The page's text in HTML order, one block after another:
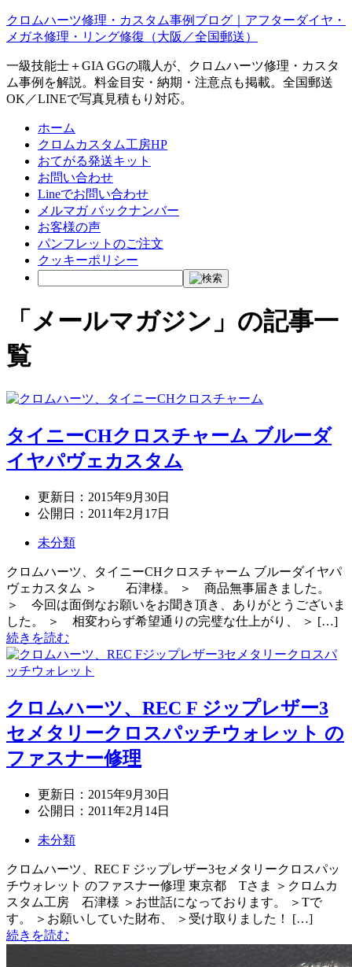
クロムハーツ修理・カスタム事例ブログ｜アフターダイヤ・
メガネ修理・リング修復（大阪／全国郵送）
一級技能士＋GIA GGの職人が、クロムハーツ修理・カスタ
ム事例を解説。料金目安・納期・注意点も掲載。全国郵送
OK／LINEで写真見積もり対応。
ホーム
クロムカスタム工房HP
おてがる発送キット
お問い合わせ
Lineでお問い合わせ
メルマガ バックナンバー
お客様の声
パンフレットのご注文
クッキーポリシー
「メールマガジン」の記事一
覧
タイニーCHクロスチャーム ブルーダ
イヤパヴェカスタム
更新日： 2015年9月30日
公開日： 2011年2月17日
未分類
クロムハーツ、タイニーCHクロスチャーム ブルーダイヤパ
ヴェカスタム ＞ 石津様。 ＞ 商品無事届きました。
＞ 今回は面倒なお願いをお聞き頂き、ありがとうございま
した。 ＞ 相変わらず希望通りの完璧な仕上がり、 ＞ […]
続きを読む
クロムハーツ、REC F ジップレザー3
セメタリークロスパッチウォレット の
ファスナー修理
更新日： 2015年9月30日
公開日： 2011年2月14日
未分類
クロムハーツ、REC F ジップレザー3セメタリークロスパッ
チウォレット のファスナー修理 東京都 Tさま ＞クロムカ
スタム工房 石津様 ＞お世話になっております。 ＞Tで
す。 ＞お願いしていた財布、 ＞受け取りました！ […]
続きを読む